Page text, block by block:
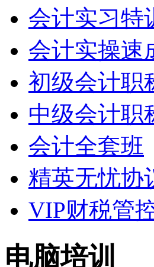
会计实习特
会计实操速
初级会计职
中级会计职
会计全套班
精英无忧协
VIP财税管
电脑培训